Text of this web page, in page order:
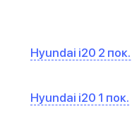
Hyundai i20 2 пок.
Hyundai i20 1 пок.